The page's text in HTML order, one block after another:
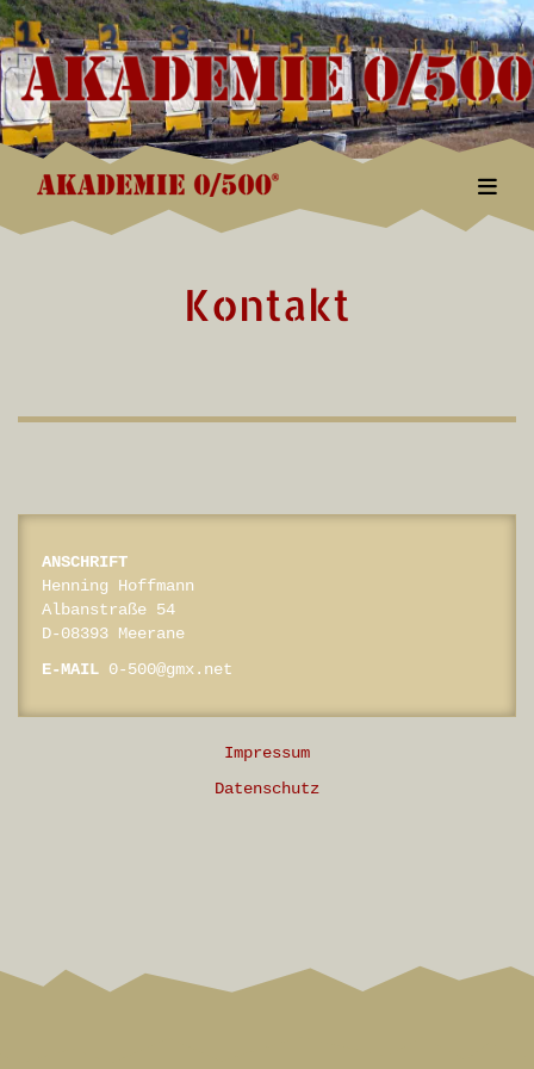
Kontakt
ANSCHRIFT
Henning Hoffmann
Albanstraße 54
D-08393 Meerane
E-MAIL 0-500@gmx.net
Impressum
Datenschutz